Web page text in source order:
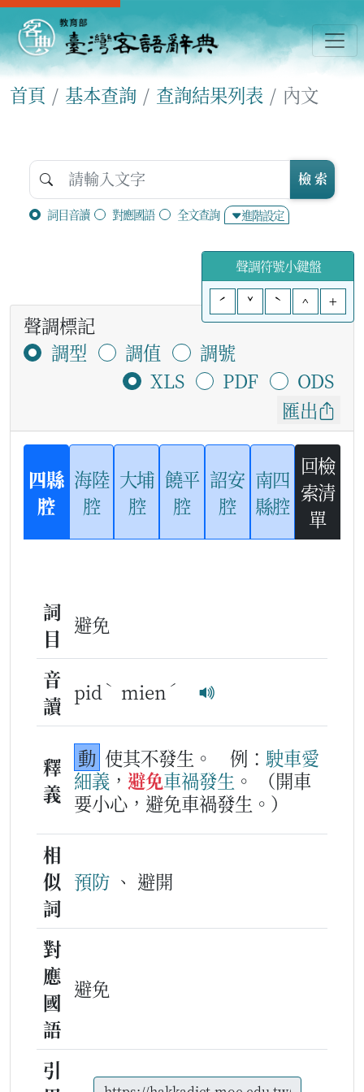
首頁 基本查詢 查詢結果列表 內文
詞目音讀 對應國語 全文查詢 進階設定
檢 索
聲調符號小鍵盤
ˊ
ˇ ˋ ^ +
聲調標記
調型
調值
調號
XLS
PDF
ODS
匯出
四縣
腔
海陸
腔
大埔
腔
饒平
腔
詔安
腔
南四
縣腔
回檢
索清
單
詞
目
避免
音
讀
pid ˋ mien ˊ
釋
義
動 使其不發生。 例： 駛車愛
細義 ， 避免車禍發生 。
（開車
要小心，避免車禍發生。）
相
似
詞
預防 、 避開
對
應
國
語
避免
引